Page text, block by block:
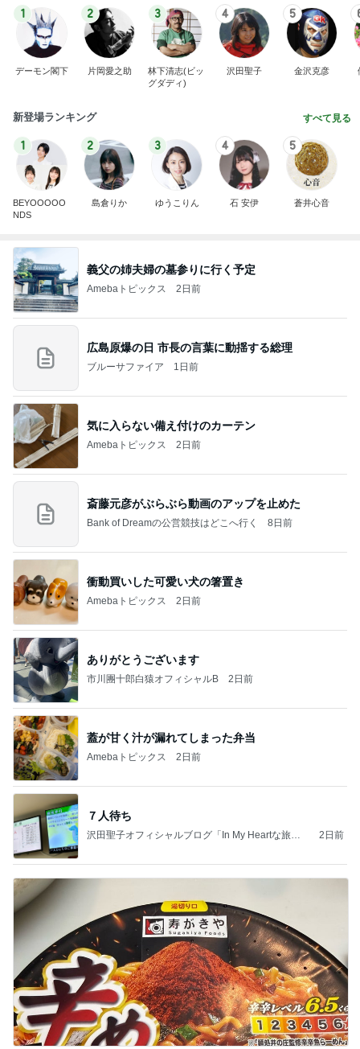
1
デーモン閣下
2
片岡愛之助
3
林下清志(ビッ
グダディ)
4
沢田聖子
5
金沢克彦
新登場ランキング すべて見る
1
BEYOOOOO
NDS
2
島倉りか
3
ゆうこりん
4
石 安伊
5
蒼井心音
義父の姉夫婦の墓参りに行く予定
Amebaトピックス 2日前
広島原爆の日 市長の言葉に動揺する総理
ブルーサファイア 1日前
気に入らない備え付けのカーテン
Amebaトピックス 2日前
斎藤元彦がぶらぶら動画のアップを止めた
Bank of Dreamの公営競技はどこへ行く 8日前
衝動買いした可愛い犬の箸置き
Amebaトピックス 2日前
ありがとうございます
市川團十郎白猿オフィシャルB 2日前
蓋が甘く汁が漏れてしまった弁当
Amebaトピックス 2日前
７人待ち
沢田聖子オフィシャルブログ「In My Heartな旅日
2日前